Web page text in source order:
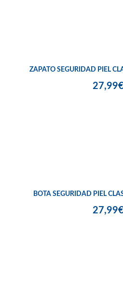
ZAPATO SEGURIDAD PIEL
27,99€
BOTA SEGURIDAD PIEL
27,99€